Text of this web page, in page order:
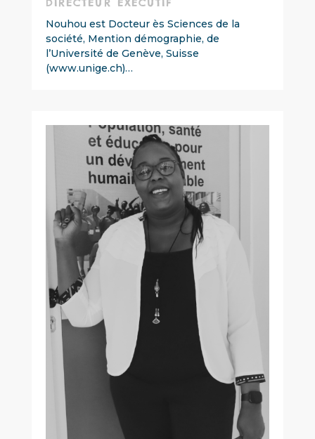
Nouhou est Docteur ès Sciences de la
société, Mention démographie, de
l’Université de Genève, Suisse
(www.unige.ch)…